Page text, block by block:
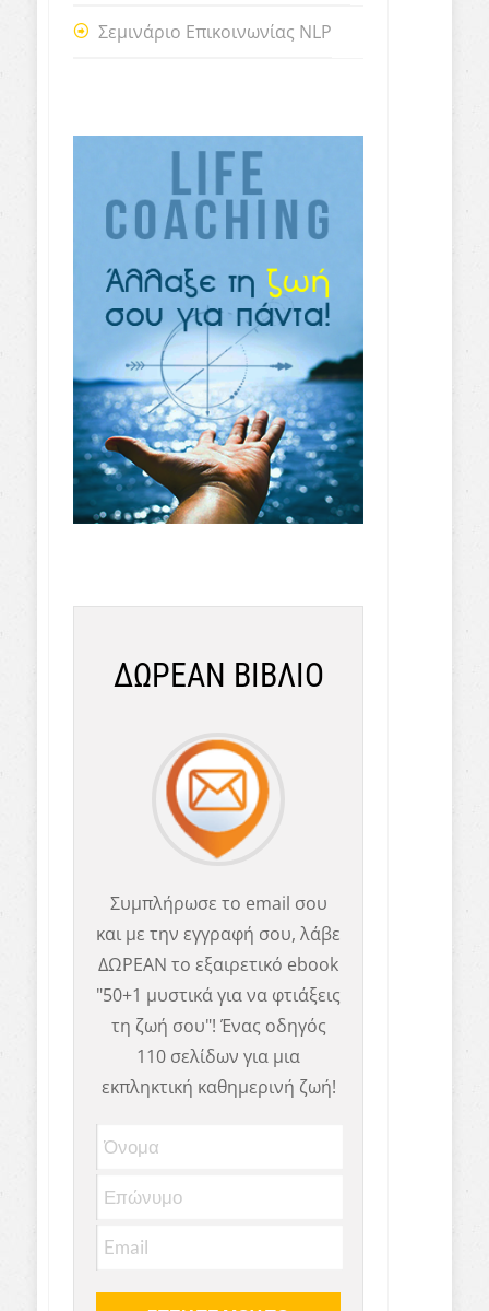
Σεμινάριο Επικοινωνίας NLP
ΔΩΡΕΑΝ ΒΙΒΛΙΟ
Συμπλήρωσε το email σου
και με την εγγραφή σου, λάβε
ΔΩΡΕΑΝ το εξαιρετικό ebook
"50+1 μυστικά για να φτιάξεις
τη ζωή σου"! Ένας οδηγός
110 σελίδων για μια
εκπληκτική καθημερινή ζωή!